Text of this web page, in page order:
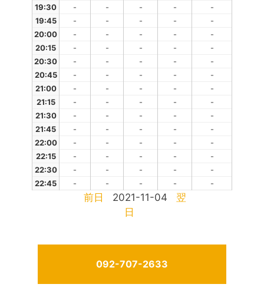
19:30
- - - -
-
19:45
- - - -
-
20:00
- - - -
-
20:15
- - - -
-
20:30
- - - -
-
20:45
- - - -
-
21:00
- - - -
-
21:15
- - - -
-
21:30
- - - -
-
21:45
- - - -
-
22:00
- - - -
-
22:15
- - - -
-
22:30
- - - -
-
22:45
- - - - -
前日 2021-11-04
翌
日
092-707-2633